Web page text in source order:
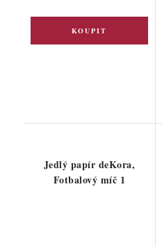
Jedlý papír deKora,
Fotbalový míč 1